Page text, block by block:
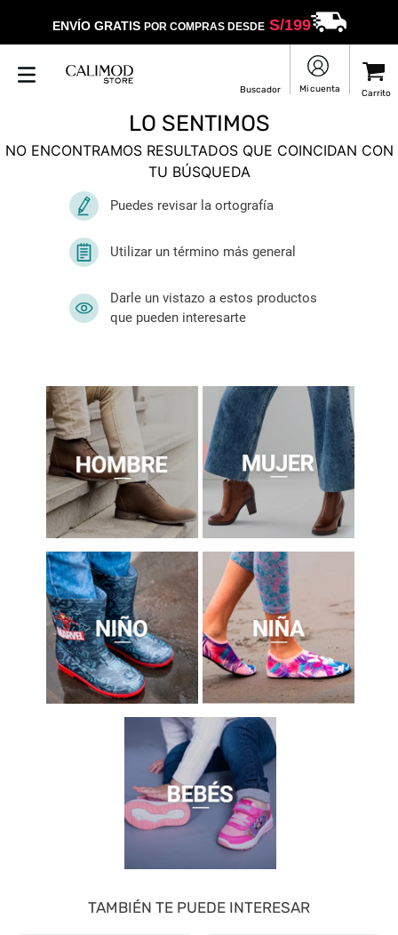
ENVÍO GRATIS POR COMPRAS DESDES/199
LO SENTIMOS
NO ENCONTRAMOS RESULTADOS QUE COINCIDAN CON
TU BÚSQUEDA
Puedes revisar la ortografía
Utilizar un término más general
Darle un vistazo a estos productos
que pueden interesarte
TAMBIÉN TE PUEDE INTERESAR